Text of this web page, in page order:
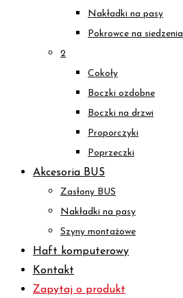
Nakładki na pasy
Pokrowce na siedzenia
2
Cokoły
Boczki ozdobne
Boczki na drzwi
Proporczyki
Poprzeczki
Akcesoria BUS
Zasłony BUS
Nakładki na pasy
Szyny montażowe
Haft komputerowy
Kontakt
Zapytaj o produkt